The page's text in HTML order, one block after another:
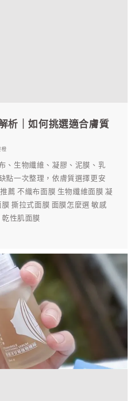
析｜如何挑選適合膚質
、生物纖維、凝膠、泥膜、乳
點一次整理，依膚質選擇更安
薦 不織布面膜 生物纖維面膜 凝
撕拉式面膜 面膜怎麼選 敏感
性肌面膜